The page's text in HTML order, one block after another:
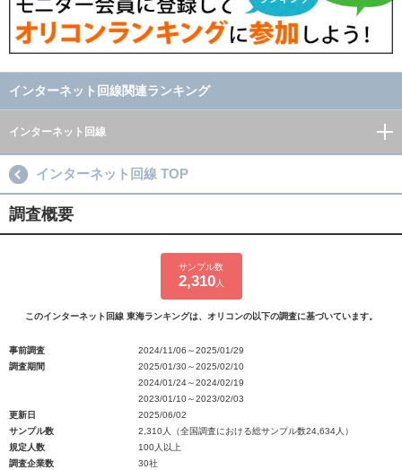
インターネット回線関連ランキング
インターネット回線
インターネット回線 TOP
調査概要
サンプル数
2,310人
このインターネット回線 東海ランキングは、オリコンの以下の調査に基づいています。
事前調査
2024/11/06～2025/01/29
調査期間
2025/01/30～2025/02/10
2024/01/24～2024/02/19
2023/01/10～2023/02/03
更新日
2025/06/02
サンプル数
2,310人（全国調査における総サンプル数24,634人）
規定人数
100人以上
調査企業数
30社